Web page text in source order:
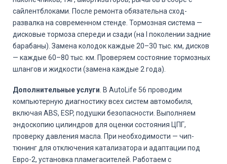
сайлентблоками. После ремонта обязательна сход-
развалка на современном стенде. Тормозная система —
дисковые тормоза спереди и сзади (на I поколении задние
барабаны). Замена колодок каждые 20–30 тыс. км, дисков
— каждые 60–80 тыс. км. Проверяем состояние тормозных
шлангов и жидкости (замена каждые 2 года).
Дополнительные услуги . В AutoLife 56 проводим
компьютерную диагностику всех систем автомобиля,
включая ABS, ESP, подушки безопасности. Выполняем
эндоскопию цилиндров для оценки состояния ЦПГ,
проверку давления масла. При необходимости — чип-
тюнинг для отключения катализатора и адаптации под
Евро-2, установка пламегасителей. Работаем с